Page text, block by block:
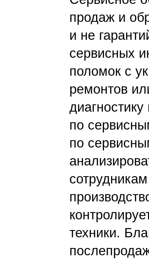
продаж и
и не
сервисных
поломок с
ремонтов
по
по
техники.